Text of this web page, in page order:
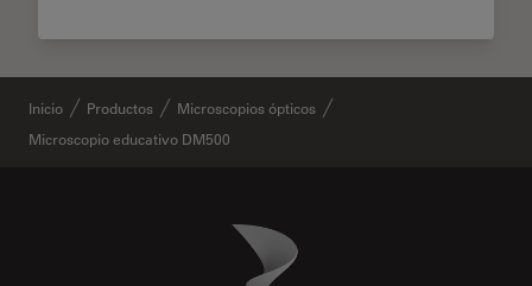
Inicio Productos
Microscopios ópticos
Microscopio educativo DM500
Danaher Logo